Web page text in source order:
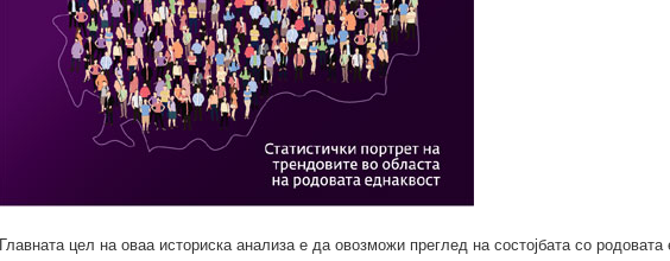
Главната цел на оваа историска анализа е да овозможи преглед на состојбата со